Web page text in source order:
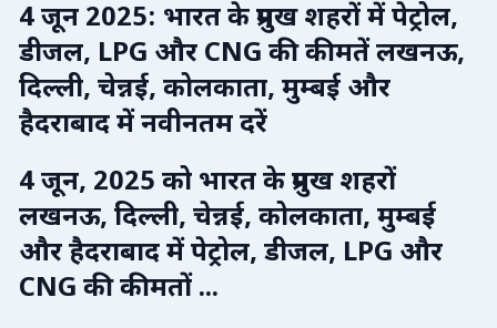
4 जून 2025: भारत के प्रमुख शहरों में पेट्रोल,
डीजल, LPG और CNG की कीमतें लखनऊ,
दिल्ली, चेन्नई, कोलकाता, मुम्बई और
हैदराबाद में नवीनतम दरें
4 जून, 2025 को भारत के प्रमुख शहरों
लखनऊ, दिल्ली, चेन्नई, कोलकाता, मुम्बई
और हैदराबाद में पेट्रोल, डीजल, LPG और
CNG की कीमतों ...